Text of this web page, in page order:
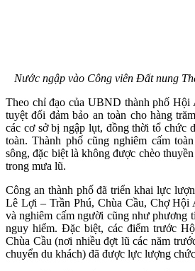
Nước ngập vào Công viên Đất nung
Theo chỉ đạo của UBND thành phố Hội
tuyệt đối đảm bảo an toàn cho hàng
các cơ sở bị ngập lụt, đồng thời tổ chức
toàn. Thành phố cũng nghiêm cấm
sông, đặc biệt là không được chèo
trong mưa lũ.
Công an thành phố đã triển khai lực
Lê Lợi – Trần Phú, Chùa Cầu, Chợ Hội
và nghiêm cấm người cũng như phương
nguy hiểm. Đặc biệt, các điểm trước
Chùa Cầu (nơi nhiều đợt lũ các năm
chuyển du khách) đã được lực lượng